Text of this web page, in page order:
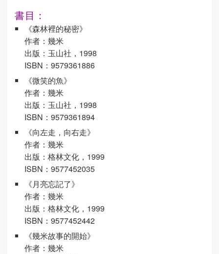
書目：
《森林裡的秘密》
作者：幾米
出版：玉山社，1998
ISBN：9579361886
《微笑的魚》
作者：幾米
出版：玉山社，1998
ISBN：9579361894
《向左走，向右走》
作者：幾米
出版：格林文化，1999
ISBN：9577452035
《月亮忘記了》
作者：幾米
出版：格林文化，1999
ISBN：9577452442
《幾米故事的開始》
作者：幾米